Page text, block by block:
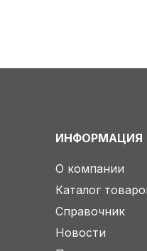
ИНФОРМАЦИЯ
О компании
Каталог
Справочник
Новости